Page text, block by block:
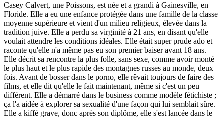
Casey Calvert, une Poissons, est née et a grandi à Gainesville, en
Floride. Elle a eu une enfance protégée dans une famille de la classe
moyenne supérieure et vient d'un milieu religieux, élevée dans la
tradition juive. Elle a perdu sa virginité à 21 ans, en disant qu'elle
voulait attendre les conditions idéales. Elle était super prude ado et
raconte qu'elle n'a même pas eu son premier baiser avant 18 ans.
Elle décrit sa rencontre la plus folle, sans sexe, comme avoir monté
le plus haut et le plus rapide des montagnes russes au monde, deux
fois. Avant de bosser dans le porno, elle rêvait toujours de faire des
films, et elle dit qu'elle le fait maintenant, même si c'est un peu
différent. Elle a démarré dans le business comme modèle fétichiste ;
ça l'a aidée à explorer sa sexualité d'une façon qui lui semblait sûre.
Elle a kiffé grave, donc après son diplôme, elle s'est lancée dans le